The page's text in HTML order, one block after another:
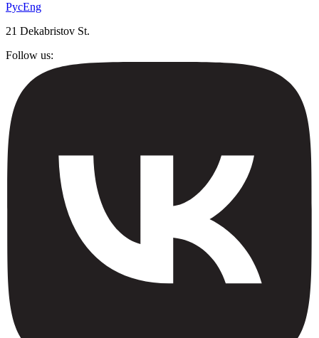
РусEng
21 Dekabristov St.
Follow us: